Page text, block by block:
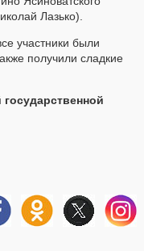
Лазько).
участники были
получили сладкие